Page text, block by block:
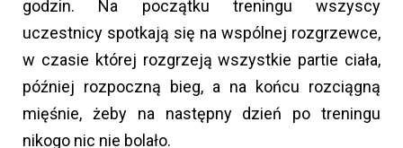
godzin. Na początku treningu wszyscy
uczestnicy spotkają się na wspólnej rozgrzewce,
w czasie której rozgrzeją wszystkie partie ciała,
później rozpoczną bieg, a na końcu rozciągną
mięśnie, żeby na następny dzień po treningu
nikogo nic nie bolało.